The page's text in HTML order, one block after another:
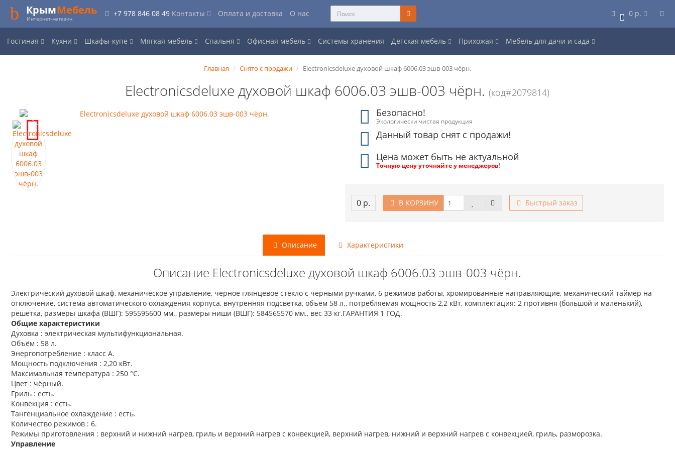
КрымМебель
Интернет-магазин
+7 978 846 08 49 Контакты Оплата и доставка О нас 0 0 р.
Гостиная Кухни Шкафы-купе Мягкая мебель Спальня Офисная мебель Системы хранения Детская мебель Прихожая Мебель для дачи и сада
Главная Снято с продажи Electronicsdeluxe духовой шкаф 6006.03 эшв-003 чёрн.
Electronicsdeluxe духовой шкаф 6006.03 эшв-003 чёрн.(код#2079814)
Безопасно!
Экологически чистая продукция
Данный товар снят с продажи!
Цена может быть не актуальной
Точную цену уточняйте у менеджеров!
0 р. В КОРЗИНУ Быстрый заказ
Описание Характеристики
Описание Electronicsdeluxe духовой шкаф 6006.03 эшв-003 чёрн.
Электрический духовой шкаф, механическое управление, чёрное глянцевое стекло с черными ручками, 6 режимов работы, хромированные направляющие, механический таймер на
отключение, система автоматического охлаждения корпуса, внутренняя подсветка, объём 58 л., потребляемая мощность 2,2 кВт, комплектация: 2 противня (большой и маленький),
решетка, размеры шкафа (ВШГ): 595595600 мм., размеры ниши (ВШГ): 584565570 мм., вес 33 кг.ГАРАНТИЯ 1 ГОД.
Общие характеристики
Духовка : электрическая мультифункциональная.
Объём : 58 л.
Энергопотребление : класс А.
Мощность подключения : 2,20 кВт.
Максимальная температура : 250 °C.
Цвет : чёрный.
Гриль : есть.
Конвекция : есть.
Тангенциальное охлаждение : есть.
Количество режимов : 6.
Режимы приготовления : верхний и нижний нагрев, гриль и верхний нагрев с конвекцией, верхний нагрев, нижний и верхний нагрев с конвекцией, гриль, разморозка.
Управление